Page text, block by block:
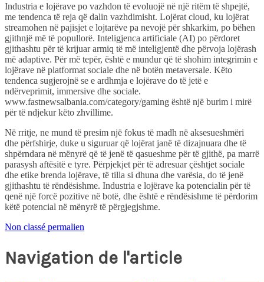
Industria e lojërave po vazhdon të evoluojë në një ritëm të shpejtë,
me tendenca të reja që dalin vazhdimisht. Lojërat cloud, ku lojërat
streamohen në pajisjet e lojtarëve pa nevojë për shkarkim, po bëhen
gjithnjë më të popullorë. Inteligjenca artificiale (AI) po përdoret
gjithashtu për të krijuar armiq të më inteligjentë dhe përvoja lojërash
më adaptive. Për më tepër, është e mundur që të shohim integrimin e
lojërave në platformat sociale dhe në botën metaversale. Këto
tendenca sugjerojnë se e ardhmja e lojërave do të jetë e
ndërveprimit, immersive dhe sociale.
www.fastnewsalbania.com/category/gaming është një burim i mirë
për të ndjekur këto zhvillime.
Në rritje, ne mund të presim një fokus të madh në aksesueshmëri
dhe përfshirje, duke u siguruar që lojërat janë të dizajnuara dhe të
shpërndara në mënyrë që të jenë të qasueshme për të gjithë, pa marrë
parasysh aftësitë e tyre. Përpjekjet për të adresuar çështjet sociale
dhe etike brenda lojërave, të tilla si dhuna dhe varësia, do të jenë
gjithashtu të rëndësishme. Industria e lojërave ka potencialin për të
qenë një forcë pozitive në botë, dhe është e rëndësishme të përdorim
këtë potencial në mënyrë të përgjegjshme.
Non classé permalien
Navigation de l'article